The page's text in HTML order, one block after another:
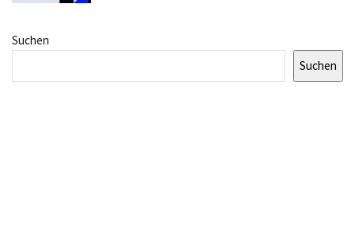
Suchen
Suchen